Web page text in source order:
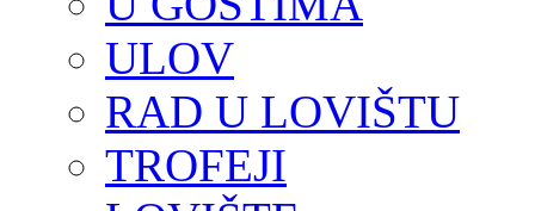
ULOV
RAD U LOVIŠTU
TROFEJI